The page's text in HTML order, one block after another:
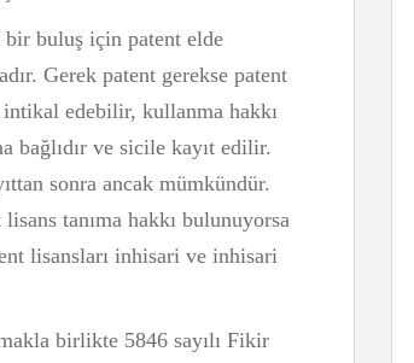
buluş için patent elde
Gerek patent gerekse patent
edebilir, kullanma hakkı
bağlıdır ve sicile kayıt edilir.
sonra ancak mümkündür.
tanıma hakkı bulunuyorsa
lisansları inhisari ve inhisari
birlikte 5846 sayılı Fikir